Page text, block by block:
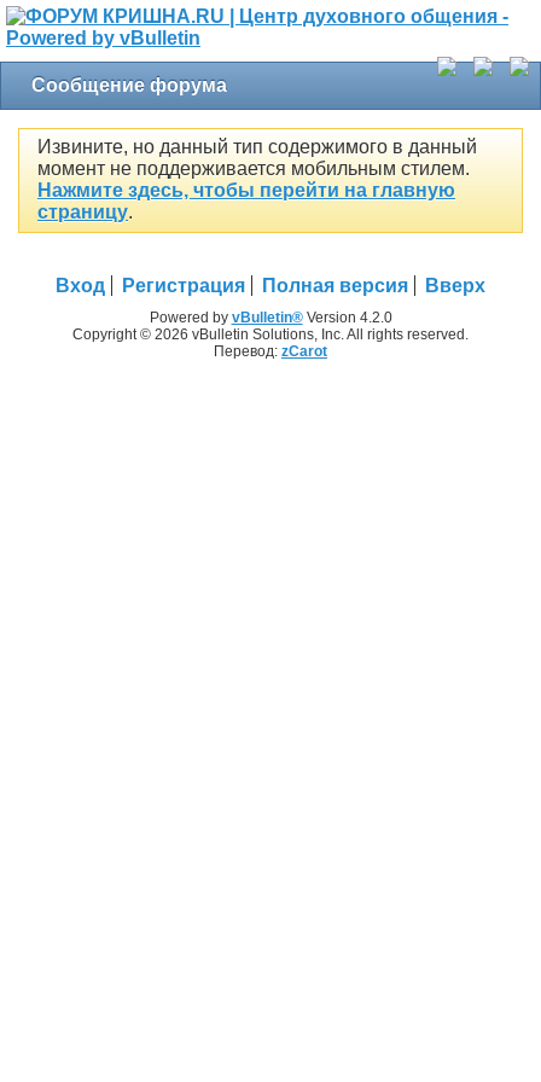
Сообщение форума
Извините, но данный тип содержимого в данный
момент не поддерживается мобильным стилем.
Нажмите здесь, чтобы перейти на главную
страницу.
Вход Регистрация Полная версия Вверх
Powered by vBulletin®Version 4.2.0
Copyright © 2026 vBulletin Solutions, Inc. All rights reserved.
Перевод: zCarot